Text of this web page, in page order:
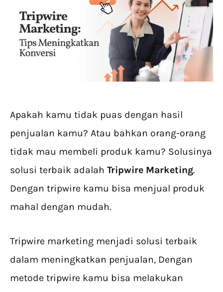
Apakah kamu tidak puas dengan hasil
penjualan kamu? Atau bahkan orang-orang
tidak mau membeli produk kamu? Solusinya
solusi terbaik adalah Tripwire Marketing.
Dengan tripwire kamu bisa menjual produk
mahal dengan mudah.
Tripwire marketing menjadi solusi terbaik
dalam meningkatkan penjualan, Dengan
metode tripwire kamu bisa melakukan